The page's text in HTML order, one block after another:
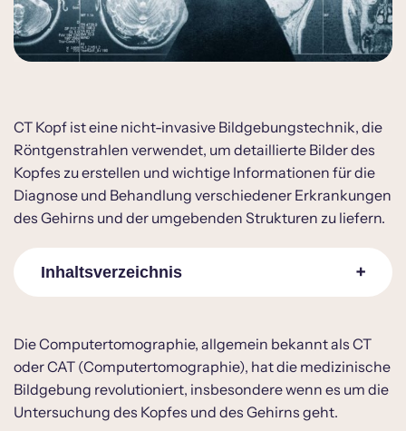
CT Kopf ist eine nicht-invasive Bildgebungstechnik, die
Röntgenstrahlen verwendet, um detaillierte Bilder des
Kopfes zu erstellen und wichtige Informationen für die
Diagnose und Behandlung verschiedener Erkrankungen
des Gehirns und der umgebenden Strukturen zu liefern.
Inhaltsverzeichnis
CT Kopf was sieht man
Ablauf einer CT Kopf
CT Kopf Dauer
Die Computertomographie, allgemein bekannt als CT
oder CAT (Computertomographie), hat die medizinische
Bildgebung revolutioniert, insbesondere wenn es um die
Untersuchung des Kopfes und des Gehirns geht.